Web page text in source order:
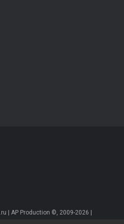
| AP Production ©, 2009-2026 |